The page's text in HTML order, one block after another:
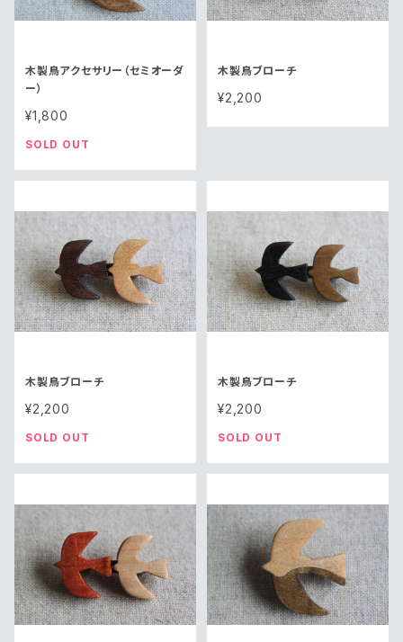
木製鳥アクセサリー（セミオーダ
ー）
¥1,800
SOLD OUT
木製鳥ブローチ
¥2,200
木製鳥ブローチ
¥2,200
SOLD OUT
木製鳥ブローチ
¥2,200
SOLD OUT